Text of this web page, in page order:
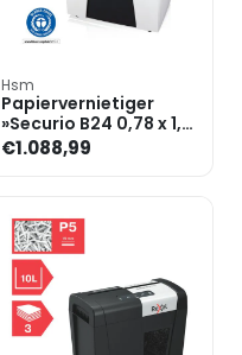
Hsm
Papiervernietiger
»Securio B24 0,78 x 1,1
mm«
€1.088,99